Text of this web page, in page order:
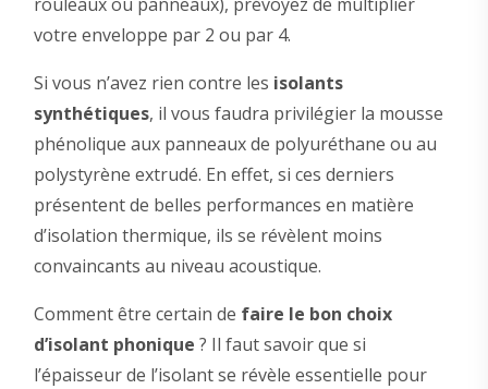
votre enveloppe par 2 ou par 4.
Si vous n’avez rien contre les isolants
synthétiques, il vous faudra privilégier la mousse
phénolique aux panneaux de polyuréthane ou au
polystyrène extrudé. En effet, si ces derniers
présentent de belles performances en matière
d’isolation thermique, ils se révèlent moins
convaincants au niveau acoustique.
Comment être certain de faire le bon choix
d’isolant phonique ? Il faut savoir que si
l’épaisseur de l’isolant se révèle essentielle pour